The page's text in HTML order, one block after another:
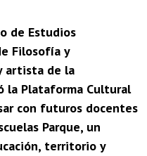
de Estudios
Filosofía y
artista de la
la Plataforma Cultural
con futuros docentes
Parque, un
territorio y